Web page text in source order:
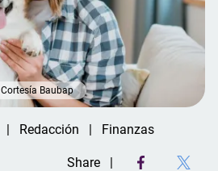
Cortesía Baubap
Redacción Finanzas
Share